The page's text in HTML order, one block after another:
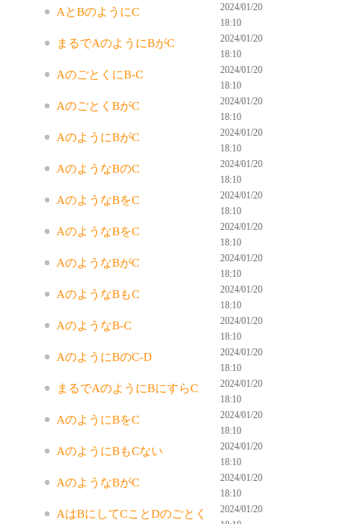
AとBのようにC
2024/01/20
18:10
まるでAのようにBがC
2024/01/20
18:10
AのごとくにB-C
2024/01/20
18:10
AのごとくBがC
2024/01/20
18:10
AのようにBがC
2024/01/20
18:10
AのようなBのC
2024/01/20
18:10
AのようなBをC
2024/01/20
18:10
AのようなBをC
2024/01/20
18:10
AのようなBがC
2024/01/20
18:10
AのようなBもC
2024/01/20
18:10
AのようなB-C
2024/01/20
18:10
AのようにBのC-D
2024/01/20
18:10
まるでAのようにBにすらC
2024/01/20
18:10
AのようにBをC
2024/01/20
18:10
AのようにBもCない
2024/01/20
18:10
AのようなBがC
2024/01/20
18:10
AはBにしてCことDのごとく
2024/01/20